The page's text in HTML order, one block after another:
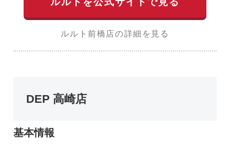
ルルト前橋店の詳細を見る
DEP 高崎店
基本情報